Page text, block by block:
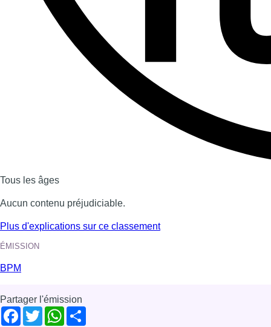
Tous les âges
Aucun contenu préjudiciable.
Plus d'explications sur ce classement
ÉMISSION
BPM
Partager l'émission
Facebook
TwitterWhatsApp